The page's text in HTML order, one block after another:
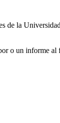
la
o un informe al